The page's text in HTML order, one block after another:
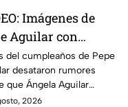
Imágenes de
Aguilar con
desatan
¿Está
del cumpleaños de Pepe
desataron rumores
que Ángela Aguilar
estar embarazada;
2026